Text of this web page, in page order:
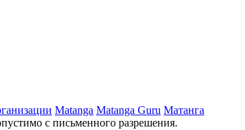
Matanga Matanga Guru Матанга
с письменного разрешения.